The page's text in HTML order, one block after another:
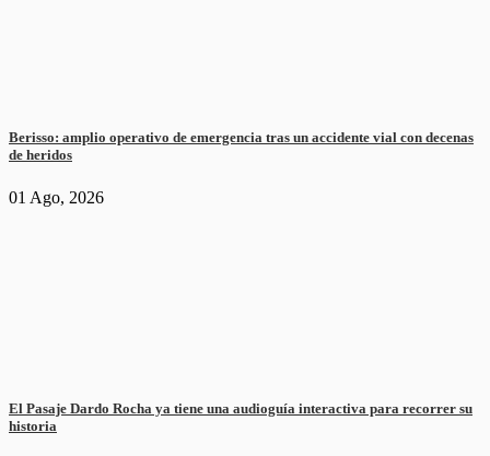
Berisso: amplio operativo de emergencia tras un accidente vial con decenas
de heridos
01 Ago, 2026
El Pasaje Dardo Rocha ya tiene una audioguía interactiva para recorrer su
historia